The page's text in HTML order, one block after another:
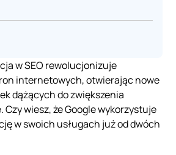
w SEO rewolucjonizuje
internetowych, otwierając nowe
dążących do zwiększenia
wiesz, że Google wykorzystuje
w swoich usługach już od dwóch